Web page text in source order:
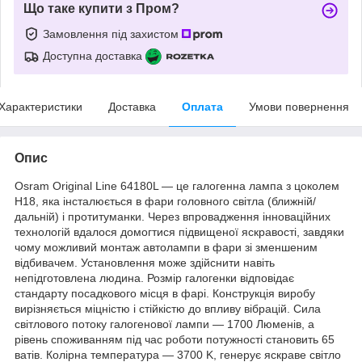
Що таке купити з Пром?
Замовлення під захистом
Доступна доставка
Доставка Оплата Умови повернення
Опис
Osram Original Line 64180L — це галогенна лампа з цоколем
H18, яка інсталюється в фари головного світла (ближній/
дальній) і протитуманки. Через впровадження інноваційних
технологій вдалося домогтися підвищеної яскравості, завдяки
чому можливий монтаж автолампи в фари зі зменшеним
відбивачем. Установлення може здійснити навіть
непідготовлена людина. Розмір галогенки відповідає
стандарту посадкового місця в фарі. Конструкція виробу
вирізняється міцністю і стійкістю до впливу вібрацій. Сила
світлового потоку галогенової лампи — 1700 Люменів, а
рівень споживанням під час роботи потужності становить 65
ватів. Колірна температура — 3700 K, генерує яскраве світло